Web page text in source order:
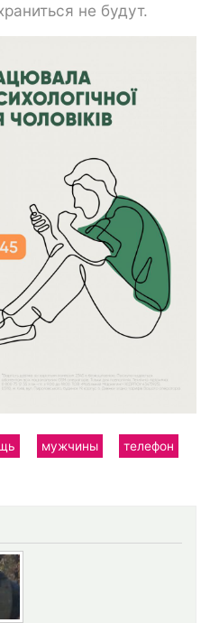
не будут.
мужчины
телефон